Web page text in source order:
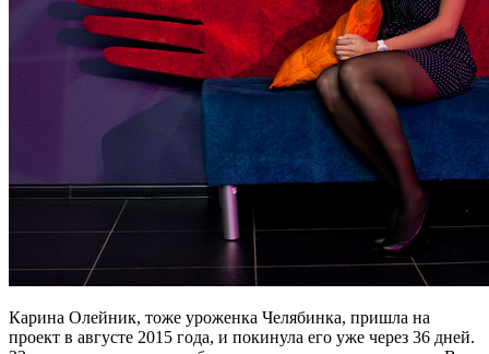
Карина Олейник, тоже уроженка Челябинка, пришла на
проект в августе 2015 года, и покинула его уже через 36 дней.